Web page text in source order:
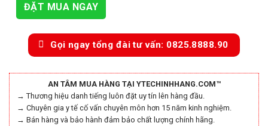
ĐẶT MUA NGAY
Gọi ngay tổng đài tư vấn: 0825.8888.90
AN TÂM MUA HÀNG TẠI YTECHINHHANG.COM™
→ Thương hiệu danh tiếng luôn đặt uy tín lên hàng đầu.
→ Chuyên gia y tế cố vấn chuyên môn hơn 15 năm kinh nghiệm.
→ Bán hàng và bảo hành đảm bảo chất lượng chính hãng.